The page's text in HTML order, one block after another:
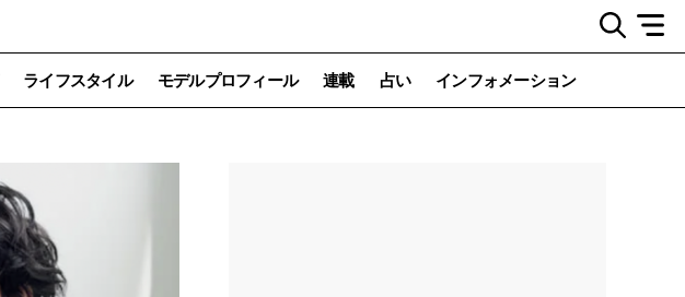
ライフスタイル モデルプロフィール 連載 占い インフォメーション